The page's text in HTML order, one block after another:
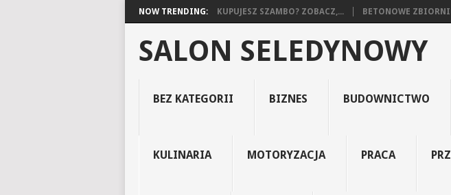
NOW TRENDING: KUPUJESZ SZAMBO? ZOBACZ,... BETONOWE
SALON SELEDYNOWY
BEZ KATEGORII BIZNES BUDOWNICTWO
KULINARIA MOTORYZACJA PRACA